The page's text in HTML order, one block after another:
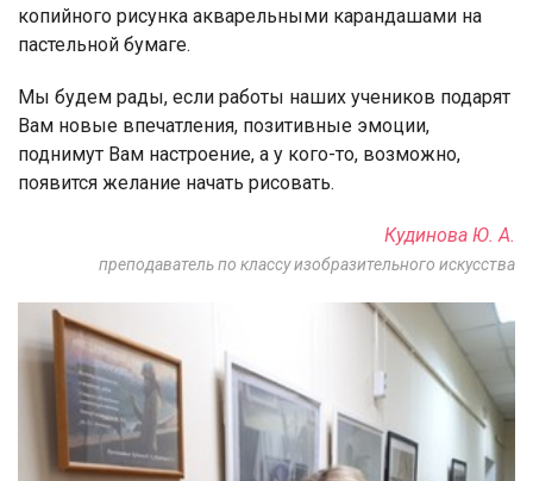
копийного рисунка акварельными карандашами на
пастельной бумаге.
Мы будем рады, если работы наших учеников подарят
Вам новые впечатления, позитивные эмоции,
поднимут Вам настроение, а у кого-то, возможно,
появится желание начать рисовать.
Кудинова Ю. А.
преподаватель по классу изобразительного искусства